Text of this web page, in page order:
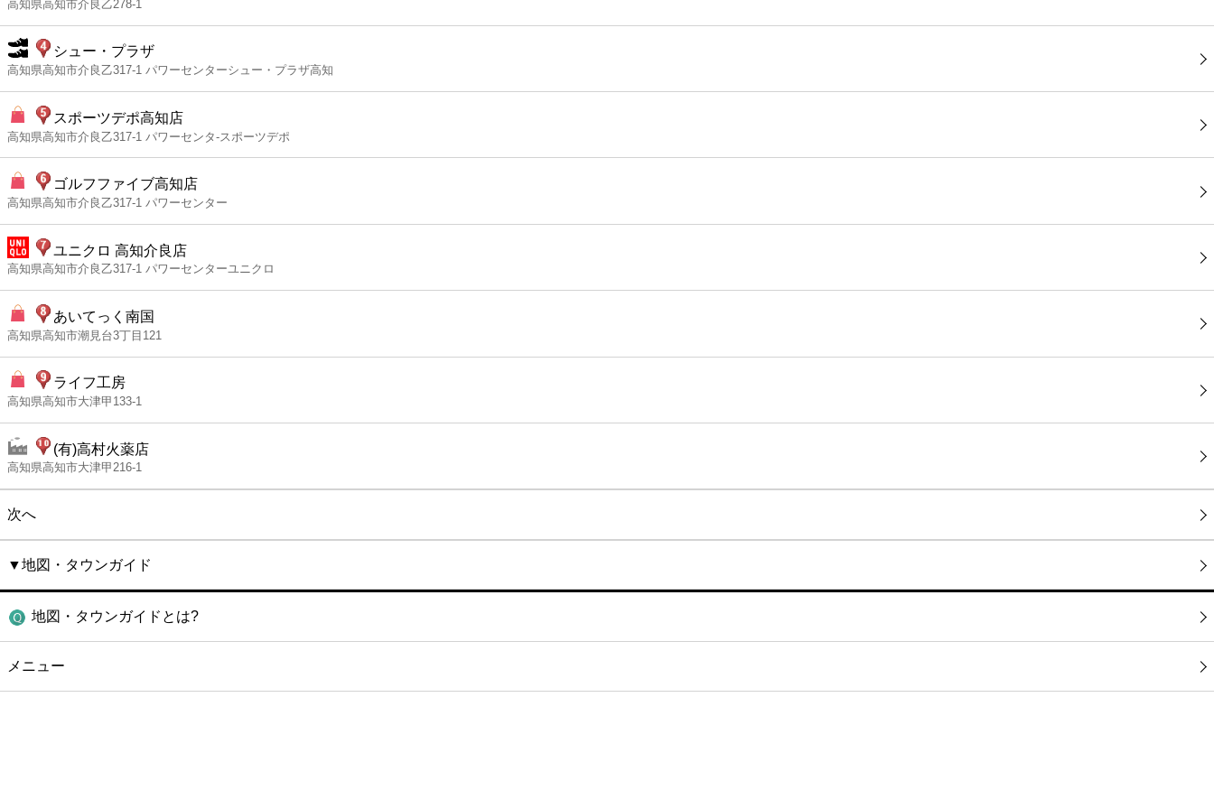
高知県高知市介良乙278-1
シュー・プラザ
高知県高知市介良乙317-1 パワーセンターシュー・プラザ高知
スポーツデポ高知店
高知県高知市介良乙317-1 パワーセンタ-スポーツデポ
ゴルフファイブ高知店
高知県高知市介良乙317-1 パワーセンター
ユニクロ 高知介良店
高知県高知市介良乙317-1 パワーセンターユニクロ
あいてっく南国
高知県高知市潮見台3丁目121
ライフ工房
高知県高知市大津甲133-1
(有)高村火薬店
高知県高知市大津甲216-1
次へ
▼地図・タウンガイド
地図・タウンガイドとは?
メニュー